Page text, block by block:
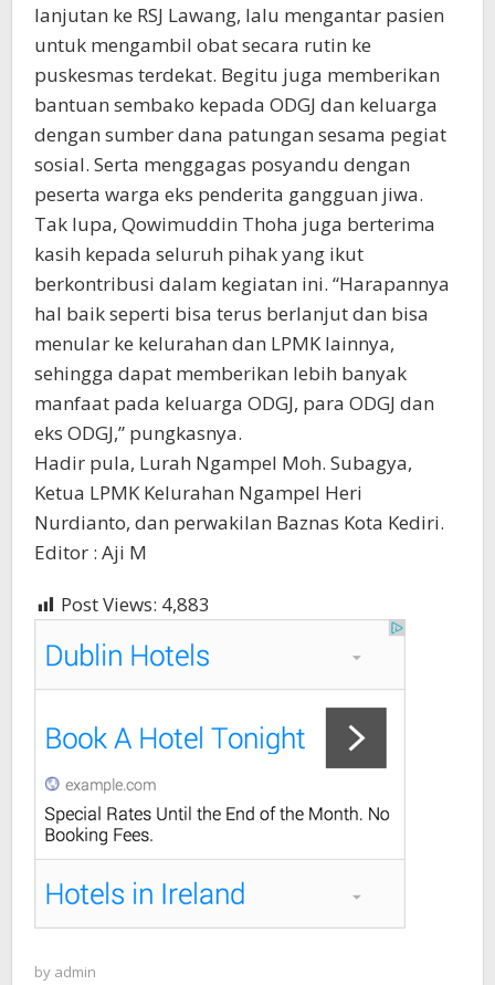
lanjutan ke RSJ Lawang, lalu mengantar pasien
untuk mengambil obat secara rutin ke
puskesmas terdekat. Begitu juga memberikan
bantuan sembako kepada ODGJ dan keluarga
dengan sumber dana patungan sesama pegiat
sosial. Serta menggagas posyandu dengan
peserta warga eks penderita gangguan jiwa.
Tak lupa, Qowimuddin Thoha juga berterima
kasih kepada seluruh pihak yang ikut
berkontribusi dalam kegiatan ini. “Harapannya
hal baik seperti bisa terus berlanjut dan bisa
menular ke kelurahan dan LPMK lainnya,
sehingga dapat memberikan lebih banyak
manfaat pada keluarga ODGJ, para ODGJ dan
eks ODGJ,” pungkasnya.
Hadir pula, Lurah Ngampel Moh. Subagya,
Ketua LPMK Kelurahan Ngampel Heri
Nurdianto, dan perwakilan Baznas Kota Kediri.
Editor : Aji M
Post Views: 4,883
by admin